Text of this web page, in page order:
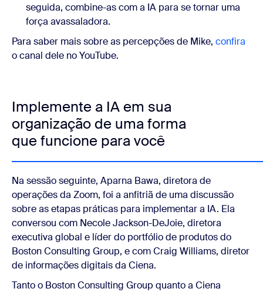
seguida, combine-as com a IA para se tornar uma
força avassaladora.
Para saber mais sobre as percepções de Mike, confira
o canal dele no YouTube.
Implemente a IA em sua
organização de uma forma
que funcione para você
Na sessão seguinte, Aparna Bawa, diretora de
operações da Zoom, foi a anfitriã de uma discussão
sobre as etapas práticas para implementar a IA. Ela
conversou com Necole Jackson-DeJoie, diretora
executiva global e líder do portfólio de produtos do
Boston Consulting Group, e com Craig Williams, diretor
de informações digitais da Ciena.
Tanto o Boston Consulting Group quanto a Ciena